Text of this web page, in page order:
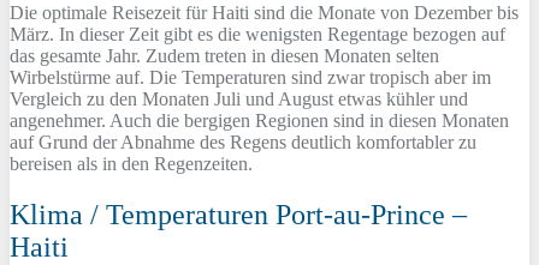
Die optimale Reisezeit für Haiti sind die Monate von Dezember bis
März. In dieser Zeit gibt es die wenigsten Regentage bezogen auf
das gesamte Jahr. Zudem treten in diesen Monaten selten
Wirbelstürme auf. Die Temperaturen sind zwar tropisch aber im
Vergleich zu den Monaten Juli und August etwas kühler und
angenehmer. Auch die bergigen Regionen sind in diesen Monaten
auf Grund der Abnahme des Regens deutlich komfortabler zu
bereisen als in den Regenzeiten.
Klima / Temperaturen Port-au-Prince –
Haiti